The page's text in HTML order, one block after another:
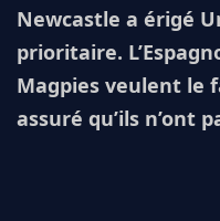
Newcastle a érigé
prioritaire.
Magpies veulent le
assuré qu’ils n’ont